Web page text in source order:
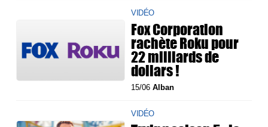
VIDÉO
Fox Corporation
rachète Roku pour
22 milliards de
dollars !
15/06Alban
VIDÉO